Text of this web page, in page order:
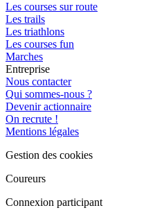
Les courses sur route
Les trails
Les triathlons
Les courses fun
Marches
Entreprise
Nous contacter
Qui sommes-nous ?
Devenir actionnaire
On recrute !
Mentions légales
Gestion des cookies
Coureurs
Connexion participant